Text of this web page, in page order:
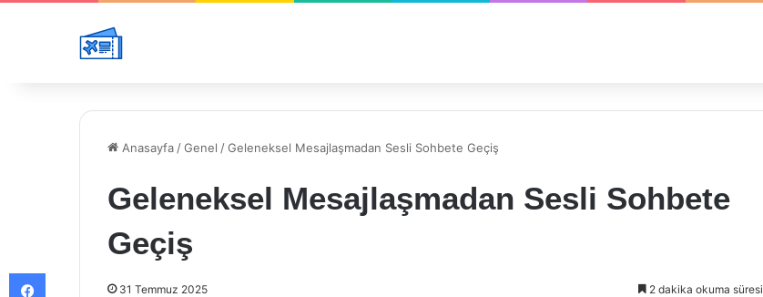
Anasayfa /Genel /Geleneksel Mesajlaşmadan Sesli Sohbete Geçiş
Geleneksel Mesajlaşmadan Sesli Sohbete
Geçiş
31 Temmuz 2025 2 dakika okuma süresi
Facebook